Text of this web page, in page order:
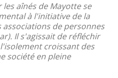
aînés de Mayotte se
à l'initiative de la
de personnes
Il s'agissait de réfléchir
croissant des
société en pleine